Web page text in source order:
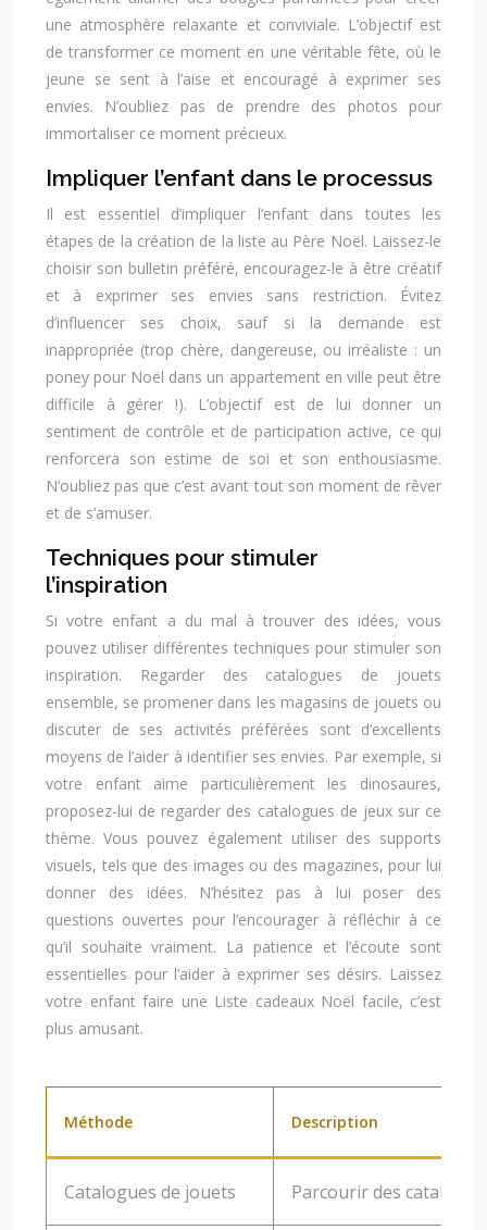
une atmosphère relaxante et conviviale. L’objectif est
de transformer ce moment en une véritable fête, où le
jeune se sent à l’aise et encouragé à exprimer ses
envies. N’oubliez pas de prendre des photos pour
immortaliser ce moment précieux.
Impliquer l’enfant dans le processus
Il est essentiel d’impliquer l’enfant dans toutes les
étapes de la création de la liste au Père Noël. Laissez-le
choisir son bulletin préféré, encouragez-le à être créatif
et à exprimer ses envies sans restriction. Évitez
d’influencer ses choix, sauf si la demande est
inappropriée (trop chère, dangereuse, ou irréaliste : un
poney pour Noël dans un appartement en ville peut être
difficile à gérer !). L’objectif est de lui donner un
sentiment de contrôle et de participation active, ce qui
renforcera son estime de soi et son enthousiasme.
N’oubliez pas que c’est avant tout son moment de rêver
et de s’amuser.
Techniques pour stimuler
l’inspiration
Si votre enfant a du mal à trouver des idées, vous
pouvez utiliser différentes techniques pour stimuler son
inspiration. Regarder des catalogues de jouets
ensemble, se promener dans les magasins de jouets ou
discuter de ses activités préférées sont d’excellents
moyens de l’aider à identifier ses envies. Par exemple, si
votre enfant aime particulièrement les dinosaures,
proposez-lui de regarder des catalogues de jeux sur ce
thème. Vous pouvez également utiliser des supports
visuels, tels que des images ou des magazines, pour lui
donner des idées. N’hésitez pas à lui poser des
questions ouvertes pour l’encourager à réfléchir à ce
qu’il souhaite vraiment. La patience et l’écoute sont
essentielles pour l’aider à exprimer ses désirs. Laissez
votre enfant faire une Liste cadeaux Noël facile, c’est
plus amusant.
Méthode Description
Catalogues de jouets Parcourir des